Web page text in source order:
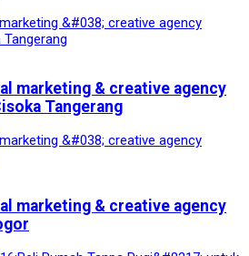
marketing & creative agency
Tangerang
marketing & creative agency